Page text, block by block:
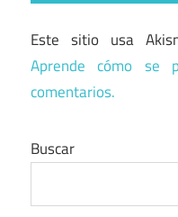
Este sitio usa
Aprende cómo se
comentarios.
Buscar